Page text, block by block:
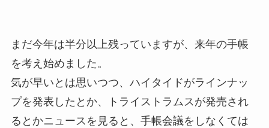
まだ今年は半分以上残っていますが、来年の手帳
を考え始めました。
気が早いとは思いつつ、ハイタイドがラインナッ
プを発表したとか、トライストラムスが発売され
るとかニュースを見ると、手帳会議をしなくては